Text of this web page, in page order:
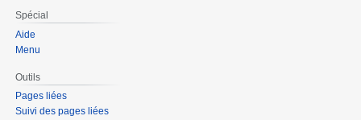
Spécial
Aide
Menu
Outils
Pages liées
Suivi des pages liées